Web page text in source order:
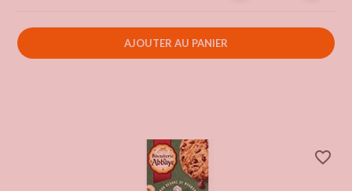
AJOUTER AU PANIER
favorite_border